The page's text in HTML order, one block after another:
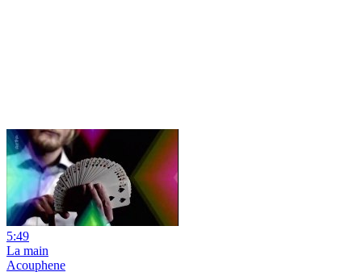
5:49
La main
Acouphene